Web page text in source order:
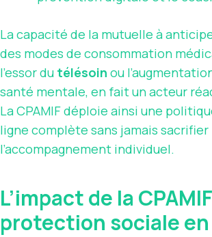
La capacité de la mutuelle à
des modes de consommation
l’essor du télésoin ou
santé mentale, en fait un acteur
La CPAMIF déploie ainsi une
ligne complète sans jamais
l’accompagnement individuel.
L’impact de la
protection sociale en